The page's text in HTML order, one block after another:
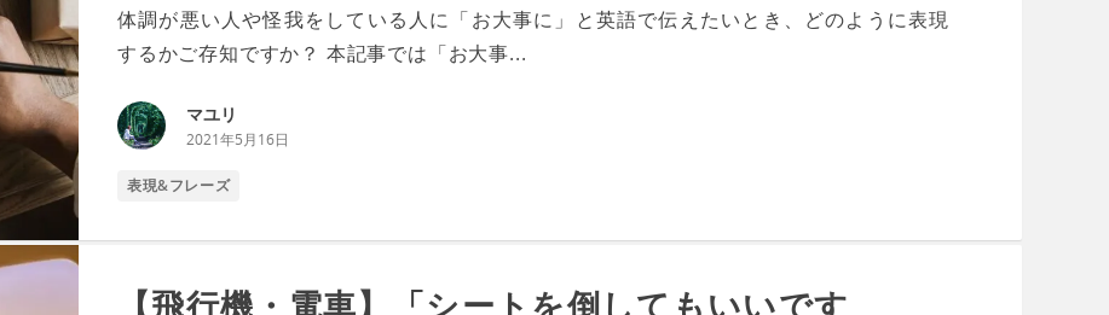
体調が悪い人や怪我をしている人に「お大事に」と英語で伝えたいとき、どのように表現
するかご存知ですか？ 本記事では「お大事...
マユリ
2021年5月16日
表現&フレーズ
【飛行機・電車】「シートを倒してもいいです